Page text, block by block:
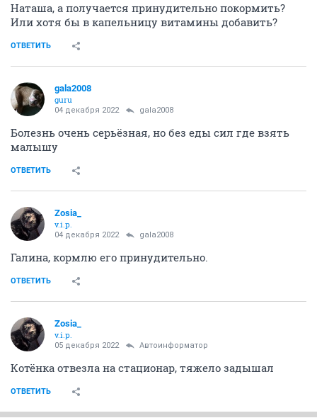
Наташа, а получается принудительно покормить?
Или хотя бы в капельницу витамины добавить?
ОТВЕТИТЬ
gala2008
guru
04 декабря 2022 gala2008
Болезнь очень серьёзная, но без еды сил где взять
малышу
ОТВЕТИТЬ
Zosia_
v.i.p.
04 декабря 2022 gala2008
Галина, кормлю его принудительно.
ОТВЕТИТЬ
Zosia_
v.i.p.
05 декабря 2022 Автоинформатор
Котёнка отвезла на стационар, тяжело задышал
ОТВЕТИТЬ